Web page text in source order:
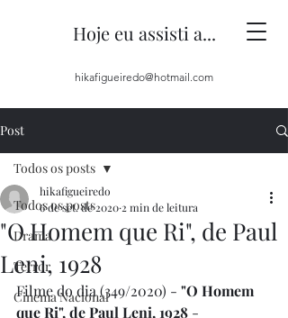
Hoje eu assisti a...
hikafigueiredo@hotmail.com
Post
Todos os posts
Drama
Terror
Cinema Nacional
Todos os posts
"O Homem que Ri", de Paul
Leni, 1928
hikafigueiredo
6 de set. de 2020 2 min de leitura
Filme do dia (349/2020) - "O Homem
que Ri", de Paul Leni, 1928 -